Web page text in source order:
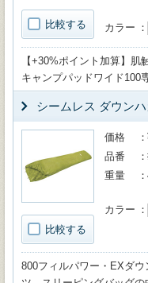
比較する
カラー
【+30%ポイント加算】肌
キャンプパッドワイド100
シームレス ダウン
比較する
価格
品番
重量
カラー
800フィルパワー・EXダ